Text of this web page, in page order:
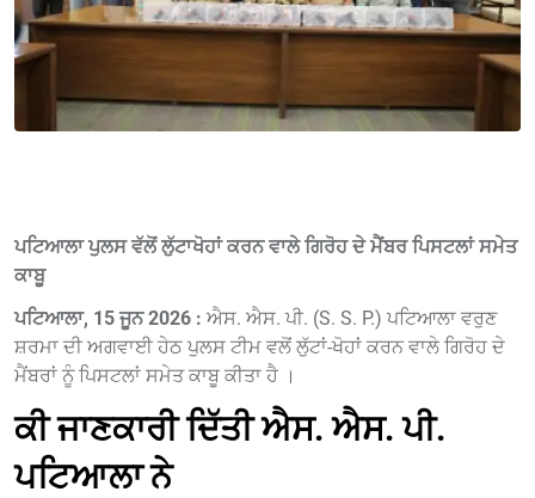
ਪਟਿਆਲਾ ਪੁਲਸ ਵੱਲੋਂ ਲੁੱਟਾਖੋਹਾਂ ਕਰਨ ਵਾਲੇ ਗਿਰੋਹ ਦੇ ਮੈਂਬਰ ਪਿਸਟਲਾਂ ਸਮੇਤ
ਕਾਬੂ
ਪਟਿਆਲਾ, 15 ਜੂਨ 2026 : ਐਸ. ਐਸ. ਪੀ. (S. S. P.) ਪਟਿਆਲਾ ਵਰੁਣ
ਸ਼ਰਮਾ ਦੀ ਅਗਵਾਈ ਹੇਠ ਪੁਲਸ ਟੀਮ ਵਲੋਂ ਲੁੱਟਾਂ-ਖੋਹਾਂ ਕਰਨ ਵਾਲੇ ਗਿਰੋਹ ਦੇ
ਮੈਂਬਰਾਂ ਨੂੰ ਪਿਸਟਲਾਂ ਸਮੇਤ ਕਾਬੂ ਕੀਤਾ ਹੈ ।
ਕੀ ਜਾਣਕਾਰੀ ਦਿੱਤੀ ਐਸ. ਐਸ. ਪੀ.
ਪਟਿਆਲਾ ਨੇ